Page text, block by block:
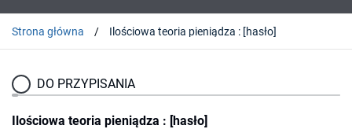
Strona główna Ilościowa teoria pieniądza : [hasło]
DO PRZYPISANIA
Ilościowa teoria pieniądza : [hasło]